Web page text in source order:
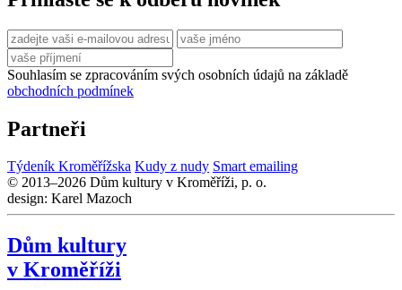
Souhlasím se zpracováním svých osobních údajů na základě
obchodních podmínek
Partneři
Týdeník Kroměřížska Kudy z nudy Smart emailing
© 2013–2026 Dům kultury v Kroměříži, p. o.
design: Karel Mazoch
Dům kultury
v Kroměříži